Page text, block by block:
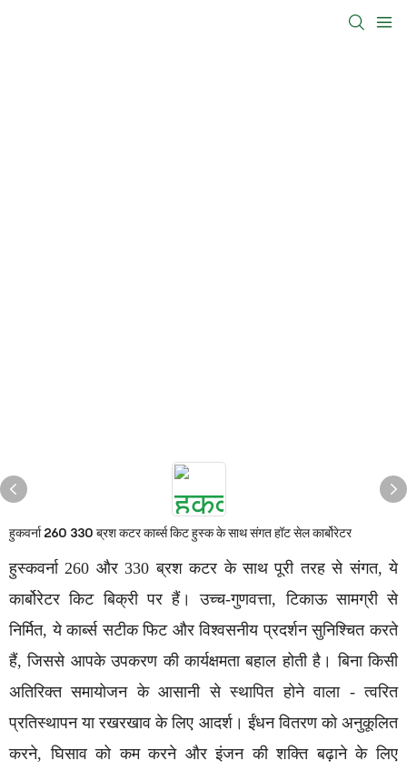
हुकवर्ना 260 330 ब्रश कटर कार्ब्स किट हुस्क के साथ संगत हॉट सेल कार्बोरेटर
हुस्कवर्ना 260 और 330 ब्रश कटर के साथ पूरी तरह से संगत, ये
कार्बोरेटर किट बिक्री पर हैं। उच्च-गुणवत्ता, टिकाऊ सामग्री से
निर्मित, ये कार्ब्स सटीक फिट और विश्वसनीय प्रदर्शन सुनिश्चित करते
हैं, जिससे आपके उपकरण की कार्यक्षमता बहाल होती है। बिना किसी
अतिरिक्त समायोजन के आसानी से स्थापित होने वाला - त्वरित
प्रतिस्थापन या रखरखाव के लिए आदर्श। ईंधन वितरण को अनुकूलित
करने, घिसाव को कम करने और इंजन की शक्ति बढ़ाने के लिए